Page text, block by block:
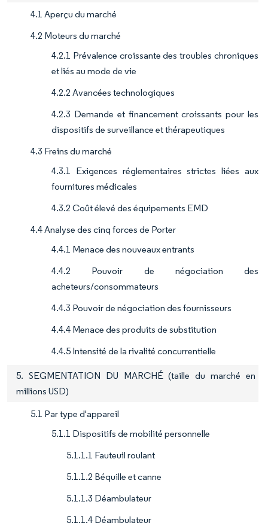
4.1 Aperçu du marché
4.2 Moteurs du marché
4.2.1 Prévalence croissante des troubles chroniques
et liés au mode de vie
4.2.2 Avancées technologiques
4.2.3 Demande et financement croissants pour les
dispositifs de surveillance et thérapeutiques
4.3 Freins du marché
4.3.1 Exigences réglementaires strictes liées aux
fournitures médicales
4.3.2 Coût élevé des équipements EMD
4.4 Analyse des cinq forces de Porter
4.4.1 Menace des nouveaux entrants
4.4.2 Pouvoir de négociation des
acheteurs/consommateurs
4.4.3 Pouvoir de négociation des fournisseurs
4.4.4 Menace des produits de substitution
4.4.5 Intensité de la rivalité concurrentielle
5. SEGMENTATION DU MARCHÉ (taille du marché en
millions USD)
5.1 Par type d'appareil
5.1.1 Dispositifs de mobilité personnelle
5.1.1.1 Fauteuil roulant
5.1.1.2 Béquille et canne
5.1.1.3 Déambulateur
5.1.1.4 Déambulateur